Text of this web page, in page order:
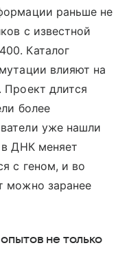
раньше не
с известной
Каталог
влияют на
Проект длится
более
уже нашли
в ДНК меняет
с геном, и во
можно заранее
не только